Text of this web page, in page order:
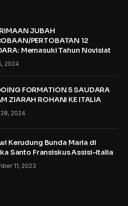
JUBAH
PERTOBATAN 12
Memasuki Tahun Novisiat
2024
FORMATION 5 SAUDARA
ZIARAH ROHANI KE ITALIA
2024
Kerudung Bunda Maria di
Santo Fransiskus Assisi-Italia
11, 2023